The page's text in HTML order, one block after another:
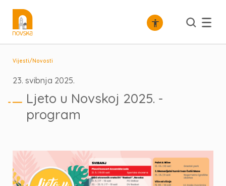
Vijesti/Novosti
23. svibnja 2025.
Ljeto u Novskoj 2025. -
program